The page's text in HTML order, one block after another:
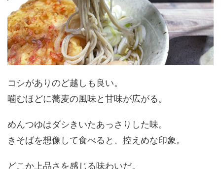
コシがありのど越しも良い。
噛むほどに蕎麦の風味と甘味が広がる。
めんつゆはダシきいたあっさりした味。
きそばを想像して食べると、控えめな印象。
どこか上品さを感じる味わいだ。